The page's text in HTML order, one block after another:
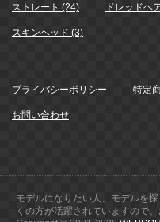
ストレート (24) ドレッドヘ
スキンヘッド (3)
プライバシーポリシー 特定
お問い合わせ
モデルになりたい人、モデルを
くの方が活躍されていますので